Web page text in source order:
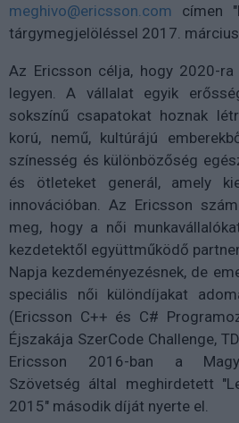
meghivo@ericsson.com címen
tárgymegjelöléssel 2017. március
Az Ericsson célja, hogy 2020-
legyen. A vállalat egyik
sokszínű csapatokat hoznak
korú, nemű, kultúrájú
színesség és különbözőség
és ötleteket generál, amely
innovációban. Az Ericsson
meg, hogy a női
kezdetektől együttműködő
Napja kezdeményezésnek, de
speciális női különdíjakat
(Ericsson C++ és C#
Éjszakája SzerCode Challenge,
Ericsson 2016-ban a
Szövetség által meghirdetett
2015" második díját nyerte el.